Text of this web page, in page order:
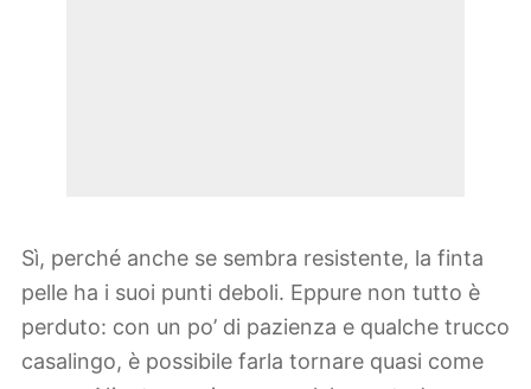
Sì, perché anche se sembra resistente, la finta
pelle ha i suoi punti deboli. Eppure non tutto è
perduto: con un po’ di pazienza e qualche trucco
casalingo, è possibile farla tornare quasi come